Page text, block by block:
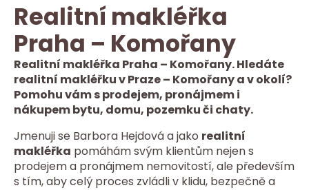
Realitní makléřka
Praha – Komořany
Realitní makléřka Praha – Komořany. Hledáte
realitní makléřku v Praze – Komořany a v okolí?
Pomohu vám s prodejem, pronájmem i
nákupem bytu, domu, pozemku či chaty.
Jmenuji se Barbora Hejdová a jako realitní
makléřka pomáhám svým klientům nejen s
prodejem a pronájmem nemovitostí, ale především
s tím, aby celý proces zvládli v klidu, bezpečně a